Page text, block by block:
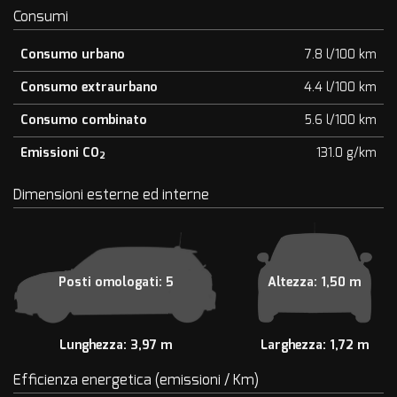
Consumi
Consumo urbano
7.8 l/100 km
Consumo extraurbano
4.4 l/100 km
Consumo combinato
5.6 l/100 km
Emissioni CO2 131.0 g/km
Dimensioni esterne ed interne
Posti omologati: 5
Lunghezza: 3,97 m
Altezza: 1,50 m
Larghezza: 1,72 m
Efficienza energetica (emissioni / Km)